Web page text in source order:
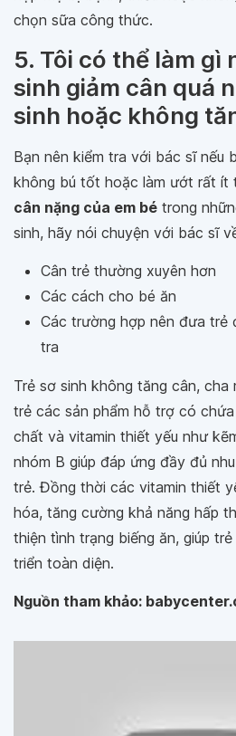
chọn sữa công thức.
5. Tôi có thể làm gì
sinh giảm cân quá
sinh hoặc không
Bạn nên kiểm tra với bác sĩ nếu
không bú tốt hoặc làm ướt rất ít
cân nặng của em bé trong
sinh, hãy nói chuyện với bác sĩ
Cân trẻ thường xuyên hơn
Các cách cho bé ăn
Các trường hợp nên đưa trẻ
tra
Trẻ sơ sinh không tăng cân, cha
trẻ các sản phẩm hỗ trợ có chứa
chất và vitamin thiết yếu như
nhóm B giúp đáp ứng đầy đủ
trẻ. Đồng thời các vitamin thiết
hóa, tăng cường khả năng hấp
thiện tình trạng biếng ăn, giúp
triển toàn diện.
Nguồn tham khảo: